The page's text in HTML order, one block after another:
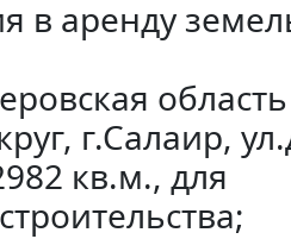
в аренду
область
г.Салаир,
кв.м., для